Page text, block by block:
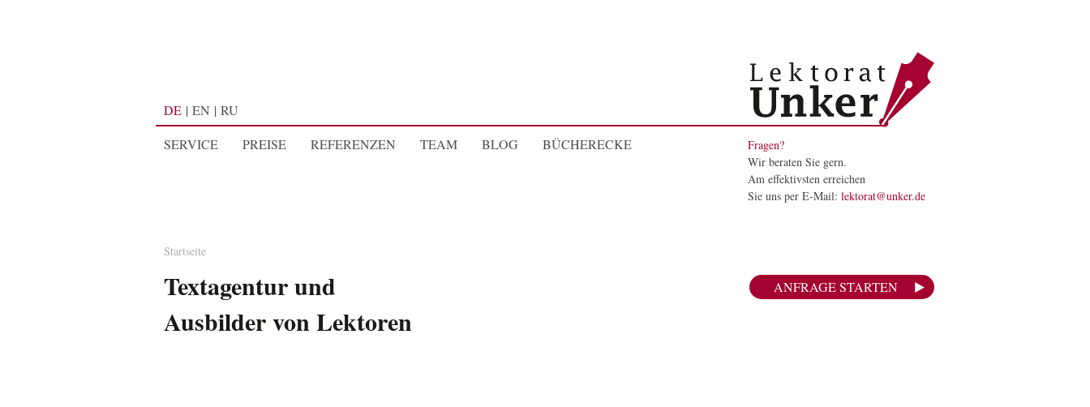
DE EN
RU
SERVICE
PREISE REFERENZEN TEAM BLOG BÜCHERECKE
Fragen?
Wir beraten Sie gern.
Am effektivsten erreichen
Sie uns per E-Mail: lektorat@unker.de
Startseite
Textagentur und
Ausbilder von Lektoren
ANFRAGE STARTEN